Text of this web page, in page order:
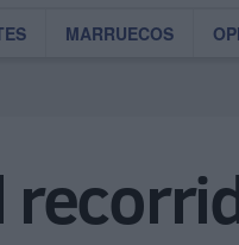
MARRUECOS